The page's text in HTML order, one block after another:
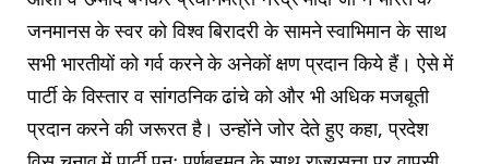
जनमानस के स्वर को विश्व बिरादरी के सामने स्वाभिमान के साथ
सभी भारतीयों को गर्व करने के अनेकों क्षण प्रदान किये हैं। ऐसे में
पार्टी के विस्तार व सांगठनिक ढांचे को और भी अधिक मजबूती
प्रदान करने की जरूरत है। उन्होंने जोर देते हुए कहा, प्रदेश